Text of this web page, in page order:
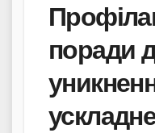
поради